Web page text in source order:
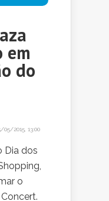
em
do
05/2015, 13:00
Dia dos
o